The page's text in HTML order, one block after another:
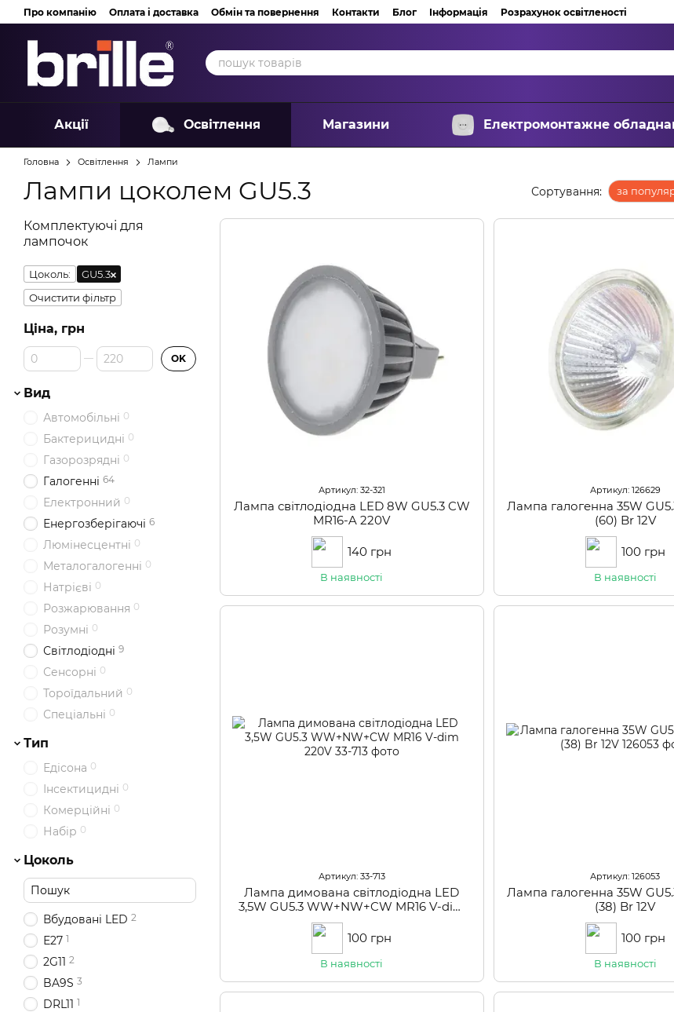
Перейти до основного контенту
Про компанію Оплата і доставка Обмін та повернення Контакти Блог Інформація Розрахунок освітленості
Акції Освітлення Магазини Електромонтажне
Головна Освітлення Лампи
Лампи цоколем GU5.3 Сортування: за
Артикул: 32-321
Лампа світлодіодна LED 8W GU5.3 CW
MR16-A 220V
140 грн
В наявності
Артикул: 126629
Лампа галогенна 35W
(60) Br 12V
100 грн
В наявності
Артикул: 33-713
Лампа димована світлодіодна LED
3,5W GU5.3 WW+NW+CW MR16 V-dim
220V
100 грн
В наявності
Артикул: 126053
Лампа галогенна 35W
(38) Br 12V
100 грн
В наявності
Комплектуючі для
лампочок
Цоколь:
GU5.3
Очистити фільтр
Ціна, грн
Від Ціна, грн
До Ціна, грн OK
Вид
Автомобільні 0
Бактерицидні 0
Газорозрядні 0
Галогенні 64
Електронний 0
Енергозберігаючі 6
Люмінесцентні 0
Металогалогенні 0
Натрієві 0
Розжарювання 0
Розумні 0
Світлодіодні 9
Сенсорні 0
Тороїдальний 0
Спеціальні 0
Тип
Едісона 0
Інсектицидні 0
Комерційні 0
Набір 0
Цоколь
Вбудовані LED 2
Е27 1
2G11 2
BA9S 3
DRL11 1